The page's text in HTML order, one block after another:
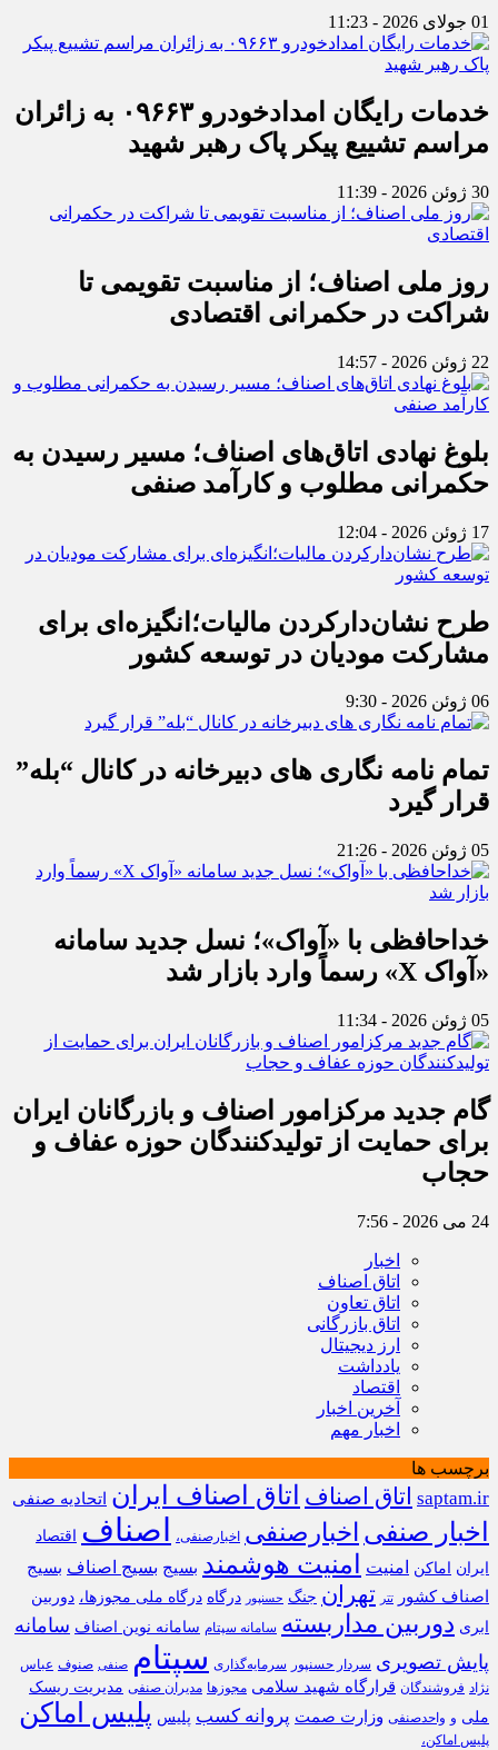
01 جولای 2026 - 11:23
خدمات رایگان امدادخودرو ۰۹۶۶۳ به زائران
مراسم تشییع پیکر پاک رهبر شهید
30 ژوئن 2026 - 11:39
روز ملی اصناف؛ از مناسبت تقویمی تا
شراکت در حکمرانی اقتصادی
22 ژوئن 2026 - 14:57
بلوغ نهادی اتاق‌های اصناف؛ مسیر رسیدن به
حکمرانی مطلوب و کارآمد صنفی
17 ژوئن 2026 - 12:04
طرح نشان‌دارکردن مالیات؛انگیزه‌ای برای
مشارکت مودیان در توسعه کشور
06 ژوئن 2026 - 9:30
تمام نامه نگاری های دبیرخانه در کانال “بله”
قرار گیرد
05 ژوئن 2026 - 21:26
خداحافظی با «آواک»؛ نسل جدید سامانه
«آواک X» رسماً وارد بازار شد
05 ژوئن 2026 - 11:34
گام جدید مرکزامور اصناف و بازرگانان ایران
برای حمایت از تولیدکنندگان حوزه عفاف و
حجاب
24 می 2026 - 7:56
اخبار
اتاق اصناف
اتاق تعاون
اتاق بازرگانی
ارز دیجیتال
یادداشت
اقتصاد
آخرین اخبار
اخبار مهم
برچسب ها
saptam.ir اتاق اصناف اتاق اصناف ایران اتحادیه صنفی
اخبار صنفی اخبارصنفی اخبارصنفی، اصناف
اقتصاد
ایران
اماکن امنیت امنیت هوشمند بسیج بسیج اصناف بسیج
اصناف کشور
تتر تهران جنگ حسنپور درگاه درگاه ملی مجوزها، دوربین
ابری دوربین مداربسته سامانه سپتام سامانه نوین اصناف سامانه
پایش تصویری سردار حسنپور سرمایه‌گذاری سپتام صنفی صنوف عباس
نژاد فروشندگان قرارگاه شهید سلامی مجوزها مدیران صنفی مدیریت ریسک
ملی و واحدصنفی وزارت صمت پروانه کسب پلیس پلیس اماکن
پلیس اماکن،